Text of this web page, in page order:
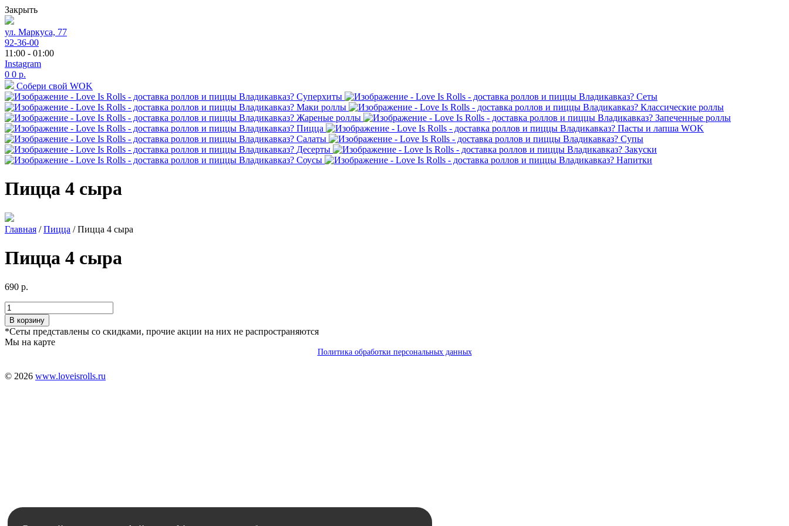
Закрыть
ул. Маркуса, 77
92-36-00
11:00 - 01:00
Instagram
0 0 р.
Собери свой WOK
Суперхиты
Сеты
Маки роллы
Классические роллы
Жареные роллы
Запеченные роллы
Пицца
Пасты и лапша WOK
Салаты
Супы
Десерты
Закуски
Соусы
Напитки
Пицца 4 сыра
Главная /Пицца / Пицца 4 сыра
Пицца 4 сыра
690 р.
Количество
В корзину
*Сеты представлены со скидками, прочие акции на них не распространяются
Мы на карте
Политика обработки персональных данных
© 2026 www.loveisrolls.ru